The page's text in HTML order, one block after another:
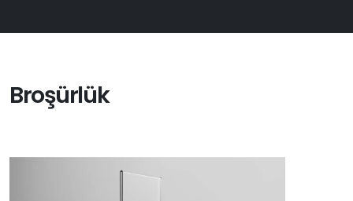
Broşürlük